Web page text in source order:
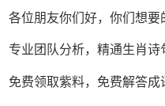
各位朋友你们好，你们想
专业团队分析，精通生肖
免费领取紫料，免费解答成